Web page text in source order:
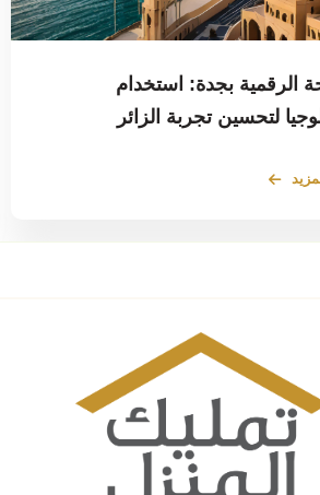
الرقمية بجدة: استخدام
لتحسين تجربة الزائر